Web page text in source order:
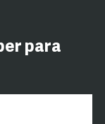
para